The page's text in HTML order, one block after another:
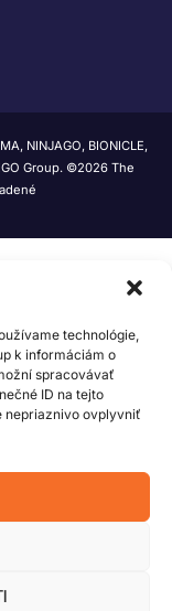
technológie,
k informáciám o
spracovávať
ID na tejto
nepriaznivo ovplyvniť
NINJAGO, BIONICLE,
Group. ©2026 The